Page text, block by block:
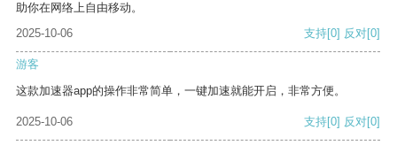
助你在网络上自由移动。
2025-10-06
支持[0] 反对[0]
游客
这款加速器app的操作非常简单，一键加速就能开启，非常方便。
2025-10-06 支持[0] 反对[0]